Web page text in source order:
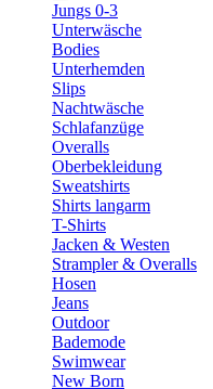
Jungs 0-3
Unterwäsche
Bodies
Unterhemden
Slips
Nachtwäsche
Schlafanzüge
Overalls
Oberbekleidung
Sweatshirts
Shirts langarm
T-Shirts
Jacken & Westen
Strampler & Overalls
Hosen
Jeans
Outdoor
Bademode
Swimwear
New Born